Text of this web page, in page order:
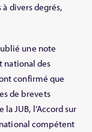
divers degrés,
une note
national des
confirmé que
de brevets
JUB, l’Accord sur
compétent